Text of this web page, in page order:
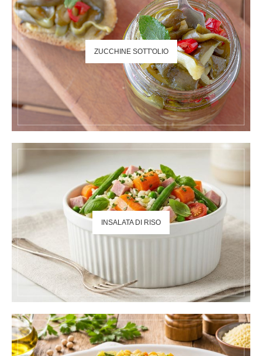
ZUCCHINE SOTT'OLIO
INSALATA DI RISO